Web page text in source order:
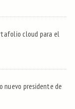
cloud para el
nuevo presidente de